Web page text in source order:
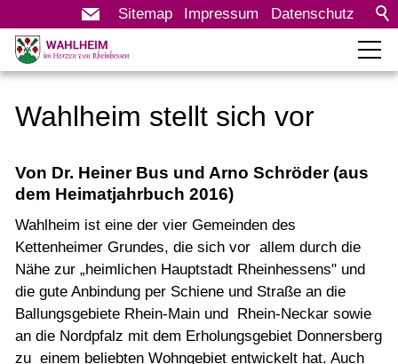
Sitemap Impressum Datenschutz
Leben in Wahlheim
Vereine
Veranstaltungen
KITA Kettenheimer Grund
Bildergalerie
Dorfmoderation
Wahlheim stellt sich vor
Von Dr. Heiner Bus und Arno Schröder (aus
dem Heimatjahrbuch 2016)
Wahlheim ist eine der vier Gemeinden des
Kettenheimer Grundes, die sich vor allem durch die
Nähe zur „heimlichen Hauptstadt Rheinhessens" und
die gute Anbindung per Schiene und Straße an die
Ballungsgebiete Rhein-Main und Rhein-Neckar sowie
an die Nordpfalz mit dem Erholungsgebiet Donnersberg
zu einem beliebten Wohngebiet entwickelt hat. Auch